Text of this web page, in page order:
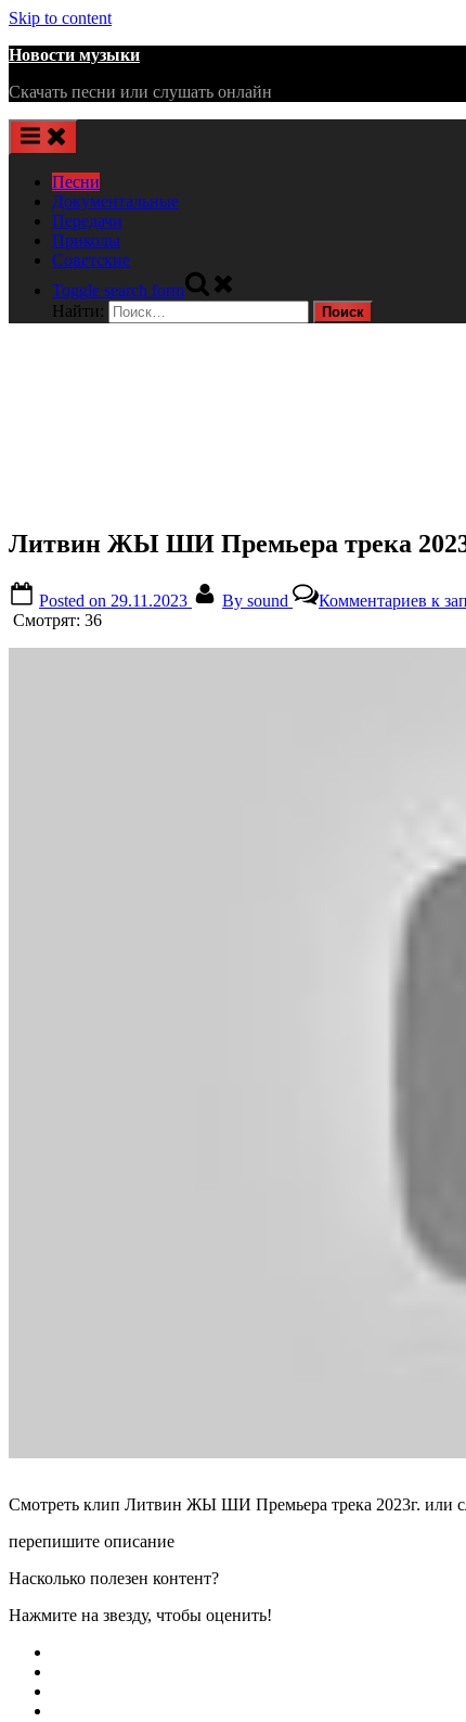
Skip to content
Новости музыки
Скачать песни или слушать онлайн
Песни
Документальные
Передачи
Приколы
Советские
Toggle search form
Найти:
Литвин ЖЫ ШИ Премьера трека
Posted on 29.11.2023 By sound Комментариев к
Смотрят: 36
Смотреть клип Литвин ЖЫ ШИ Премьера трека 2023г. или
перепишите описание
Насколько полезен контент?
Нажмите на звезду, чтобы оценить!